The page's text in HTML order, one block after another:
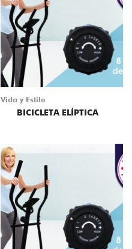
Vida y Estilo
BICICLETA ELÍPTICA